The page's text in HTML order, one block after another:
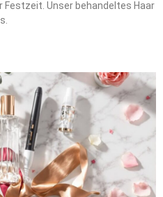
Festzeit. Unser behandeltes Haar